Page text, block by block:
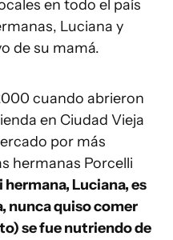
en todo el país
Luciana y
de su mamá.
cuando abrieron
en Ciudad Vieja
por más
hermanas Porcelli
hermana, Luciana, es
nunca quiso comer
se fue nutriendo de